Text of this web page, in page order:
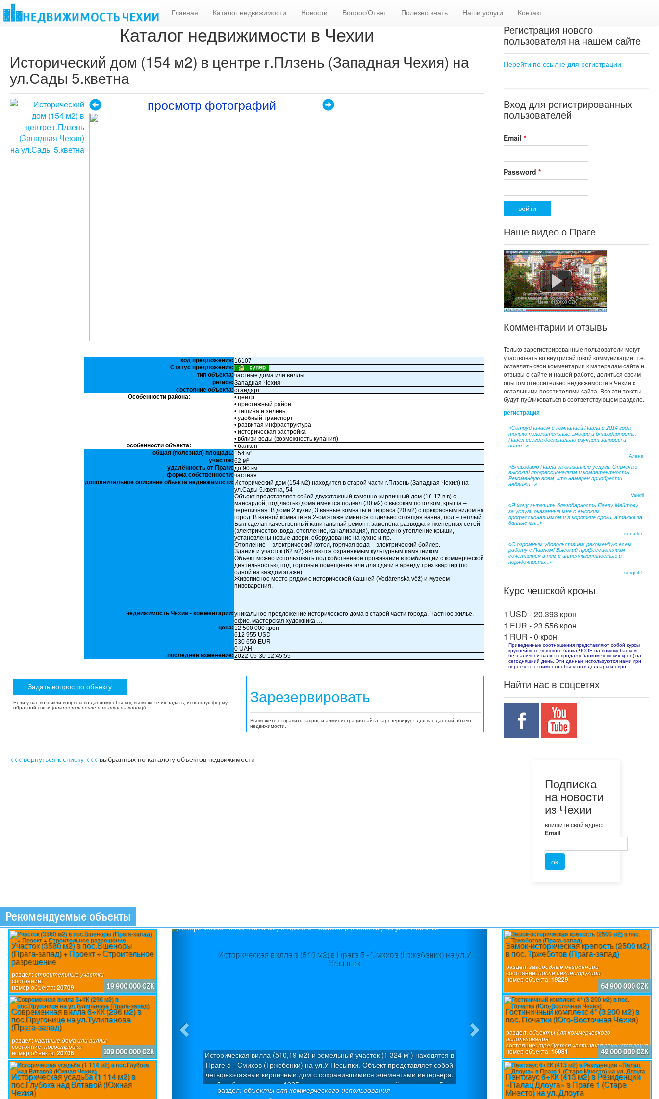
Главная Каталог недвижимости Новости Вопрос/Ответ Полезно знать Наши услуги Контакт
Каталог недвижимости в Чехии
Исторический дом (154 м2) в центре г.Плзень (Западная Чехия) на
ул.Сады 5.кветна
просмотр фотографий
код предложения: 16107
Статус предложения:
тип объекта:частные дома или виллы
регион:Западная Чехия
состояние объекта:стандарт
Особенности района:
• центр
• престижный район
• тишина и зелень
• удобный транспорт
• развитая инфраструктура
• историческая застройка
• вблизи воды (возможность купания)
особенности объекта:
• балкон
общая (полезная) площадь: 154 м²
участок:62 м²
удалённость от Праги:до 90 км
форма собственности:частная
дополнительное описание обьекта недвижимости: Исторический дом (154 м2) находится в старой части г.Плзень (Западная Чехия) на
ул.Сады 5.кветна, 54
Объект представляет собой двухэтажный каменно-кирпичный дом (16-17 в.в) с
мансардой, под частью дома имеется подвал (30 м2) с высоким потолком, крыша –
черепичная. В доме 2 кухни, 3 ванные комнаты и терраса (20 м2) с прекрасным видом на
город. В ванной комнате на 2-ом этаже имеется отдельно стоящая ванна, пол – теплый.
Был сделан качественный капитальный ремонт, заменена разводка инженерных сетей
(электричество, вода, отопление, канализация), проведено утепление крыши,
установлены новые двери, оборудование на кухне и пр.
Отопление – электрический котел, горячая вода – электрический бойлер.
Здание и участок (62 м2) являются охраняемым культурным памятником.
Объект можно использовать под собственное проживание в комбинации с коммерческой
деятельностью, под торговые помещения или для сдачи в аренду трёх квартир (по
одной на каждом этаже).
Живописное место рядом с исторической башней (Vodárenská věž) и музеем
пивоварения.
недвижимость Чехии - комментарии:уникальное предложение исторического дома в старой части города. Частное жилье,
офис, мастерская художника …
цена: 12 500 000 крон
612 955 USD
530 650 EUR
0 UAH
последнее изменение:2022-05-30 12:45:55
Если у вас возникли вопросы по данному объекту, вы можете их задать, используя форму
обратной связи (откроется после нажатия на кнопку).
Зарезервировать
Вы можете отправить запрос и администрация сайта зарезервирует для вас данный объект
недвижимости.
<<< вернуться к списку <<< выбранных по каталогу объектов недвижимости
Регистрация нового
пользователя на нашем сайте
Перейти по ссылке для регистрации
Вход для регистрированных
пользователей
Email *
Password *
Наше видео о Праге
Комментарии и отзывы
Только зарегистрированные пользователи могут
участвовать во внутрисайтовой коммуникации, т.е.
оставлять свои комментарии к матералам сайта и
отзывы о сайте и нашей работе, делиться своим
опытом относительно недвижимости в Чехии с
остальными посетителями сайта. Все эти тексты
будут публиковаться в соответствующем разделе.
регистрация
«Сотрудничаем с компанией Павла с 2014 года -
только положительные эмоции и благодарность.
Павел всегда досконально изучает запросы и
потр...»
Алена
«Благодарю Павла за оказанные услуги. Отмечаю
высокий профессионализм и компетентность.
Рекомендую всем, кто намерен приобрести
недвижи...»
Valerii
«Я хочу выразить благодарность Павлу Мейтову
за услуги оказанные мне с высоким
профессионализмом и в короткие сроки, а также за
данные мн...»
irena-leo
«С огромным удовольствием рекомендую всем
работу с Павлом! Высокий профессионализм
сочетается в нем с интеллигентностью и
порядочность...»
sergei65
Курс чешской кроны
1 USD - 20.393 крон
1 EUR - 23.556 крон
1 RUR -0 крон
Приведенные соотношения представляют собой курсы
крупнейшего чешского банка ЧСОБ на покупку банком
безналичной валюты продажу банком чешских крон) на
сегодняшний день. Эти данные используются нами при
пересчете стоимости объектов в доллары и евро.
Найти нас в соцсетях
Подписка
на новости
из Чехии
впишите свой адрес:
Email
Рекомендуемые объекты
Участок (3580 м2) в пос.Вшеноры
(Прага-запад) + Проект + Строительное
разрешение
раздел:строительные участки
состояние:
номер объекта:20709 19 900 000 CZK
Современная вилла 6+КК (296 м2) в
пос.Пругонице на ул.Тулипанова
(Прага-запад)
раздел:частные дома или виллы
состояние:новостройка
номер объекта:20706 109 000 000 CZK
Историческая усадьба (1 114 м2) в
пос.Глубока над Влтавой (Южная
Чехия)
Историческая вилла в (510 м2) в Праге 5 - Смихов (Гржебенки) на ул.У
Несыпки
раздел:объекты для коммерческого использования
Историческая вилла (510,19 м2) и земельный участок (1 324 м²) находятся в
Праге 5 - Смихов (Гржебенки) на ул.У Несыпки. Объект представляет собой
четырехэтажный кирпичный дом с сохранившимися элементами интерьера.
Дом был построен в 1925 г. в стиле «модерн» как семейная вилла с 5
квартирами. Была проведена капитальная дорогостоящая реконструкция.
Участок (3580 м2) в пос.Вшеноры
раздел:строительные участки
Участок с уклоном (3580 м2), который
участка под застройку с общей
пос.Вшеноры (Прага-запад). Имеется
вилл «Панорама Вшеноры» с
домов: Вилла «Х» (6/7+1): Площадь
Previous
Замок-историческая крепость (2500 м2)
в пос. Тржеботов (Прага-запад)
раздел:загородные резиденции
состояние:после реконструкции
номер объекта:19229
64 900 000 CZK
Гостиничный комплекс 4* (3 200 м2) в
пос. Початки (Юго-Восточная Чехия)
раздел:объекты для коммерческого
использования
состояние:требуется частичная реконструкция
номер объекта:16081 49 000 000 CZK
Пентхаус 6+КК (413 м2) в Резиденции
«Палац Длоуга» в Праге 1 (Старе
Мнесто) на ул. Длоуга